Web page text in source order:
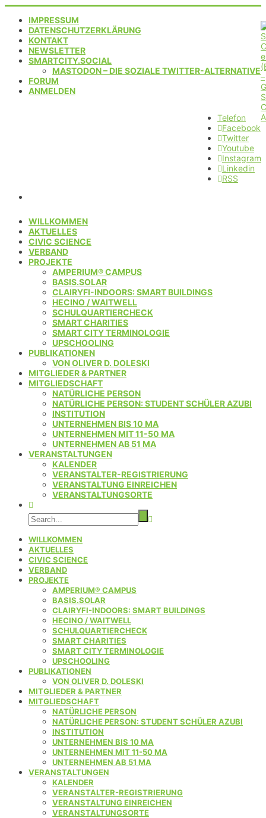
IMPRESSUM
DATENSCHUTZERKLÄRUNG
KONTAKT
NEWSLETTER
SMARTCITY.SOCIAL
MASTODON – DIE SOZIALE TWITTER-ALTERNATIVE
FORUM
ANMELDEN
Telefon
Facebook
Twitter
Youtube
Instagram
Linkedin
RSS
WILLKOMMEN
AKTUELLES
CIVIC SCIENCE
VERBAND
PROJEKTE
AMPERIUM® CAMPUS
BASIS.SOLAR
CLAIRYFI-INDOORS: SMART BUILDINGS
HECINO / WAITWELL
SCHULQUARTIERCHECK
SMART CHARITIES
SMART CITY TERMINOLOGIE
UPSCHOOLING
PUBLIKATIONEN
VON OLIVER D. DOLESKI
MITGLIEDER & PARTNER
MITGLIEDSCHAFT
NATÜRLICHE PERSON
NATÜRLICHE PERSON: STUDENT SCHÜLER AZUBI
INSTITUTION
UNTERNEHMEN BIS 10 MA
UNTERNEHMEN MIT 11-50 MA
UNTERNEHMEN AB 51 MA
VERANSTALTUNGEN
KALENDER
VERANSTALTER-REGISTRIERUNG
VERANSTALTUNG EINREICHEN
VERANSTALTUNGSORTE
WILLKOMMEN
AKTUELLES
CIVIC SCIENCE
VERBAND
PROJEKTE
AMPERIUM® CAMPUS
BASIS.SOLAR
CLAIRYFI-INDOORS: SMART BUILDINGS
HECINO / WAITWELL
SCHULQUARTIERCHECK
SMART CHARITIES
SMART CITY TERMINOLOGIE
UPSCHOOLING
PUBLIKATIONEN
VON OLIVER D. DOLESKI
MITGLIEDER & PARTNER
MITGLIEDSCHAFT
NATÜRLICHE PERSON
NATÜRLICHE PERSON: STUDENT SCHÜLER AZUBI
INSTITUTION
UNTERNEHMEN BIS 10 MA
UNTERNEHMEN MIT 11-50 MA
UNTERNEHMEN AB 51 MA
VERANSTALTUNGEN
KALENDER
VERANSTALTER-REGISTRIERUNG
VERANSTALTUNG EINREICHEN
VERANSTALTUNGSORTE